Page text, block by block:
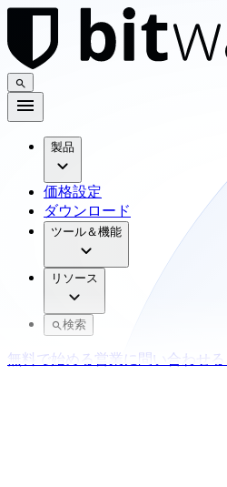
製品
価格設定
ダウンロード
ツール＆機能
リソース
検索
無料で始める 営業に問い合わせる